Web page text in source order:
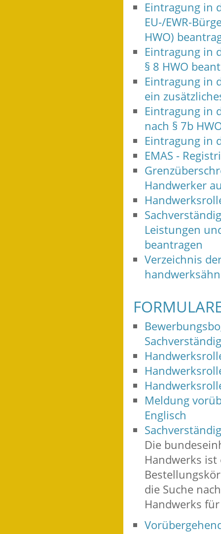
Eintragung in
EU-/EWR-
HWO)
Eintragung in
§ 8 HWO
Eintragung in
ein
Eintragung in
nach § 7b
Eintragung in
EMAS -
Handwerker
Leistungen
beantragen
Verzeichnis
Meldung
Englisch
Die
Handwerks
die Suche
Handwerks